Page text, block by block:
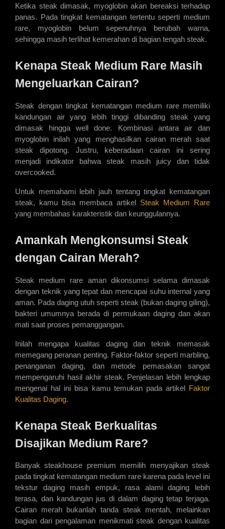
Ketika steak dimasak, myoglobin akan bereaksi terhadap
panas. Pada tingkat kematangan tertentu seperti medium
rare, myoglobin belum sepenuhnya berubah warna,
sehingga masih terlihat kemerahan di bagian tengah steak.
Kenapa Steak Medium Rare Masih
Mengeluarkan Cairan?
Steak dengan tingkat kematangan medium rare memiliki
kandungan air yang lebih tinggi dibanding steak yang
dimasak hingga well done. Kombinasi antara air dan
myoglobin inilah yang menghasilkan cairan merah saat
steak dipotong. Justru, keberadaan cairan ini sering
menjadi indikator bahwa steak masih juicy dan tidak
overcooked.
Untuk memahami lebih jauh tentang tingkat kematangan
steak, kamu bisa membaca artikel Steak Medium Rare
yang membahas karakteristik dan keunggulannya.
Amankah Mengkonsumsi Steak
dengan Cairan Merah?
Steak medium rare aman dikonsumsi selama dimasak
dengan teknik yang tepat dan mencapai suhu internal yang
aman. Pada daging utuh seperti steak (bukan daging giling),
bakteri umumnya berada di permukaan daging dan akan
mati saat proses pemanggangan.
Inilah mengapa kualitas daging dan teknik memasak
memegang peranan penting. Faktor-faktor seperti marbling,
penanganan daging, dan metode pemasakan sangat
mempengaruhi hasil akhir steak. Penjelasan lebih lengkap
mengenai hal ini bisa kamu temukan pada artikel Faktor
Kualitas Daging.
Kenapa Steak Berkualitas
Disajikan Medium Rare?
Banyak steakhouse premium memilih menyajikan steak
pada tingkat kematangan medium rare karena pada level ini
tekstur daging masih empuk, rasa alami daging lebih
terasa, dan kandungan jus di dalam daging tetap terjaga.
Cairan merah bukanlah tanda steak mentah, melainkan
bagian dari pengalaman menikmati steak dengan kualitas